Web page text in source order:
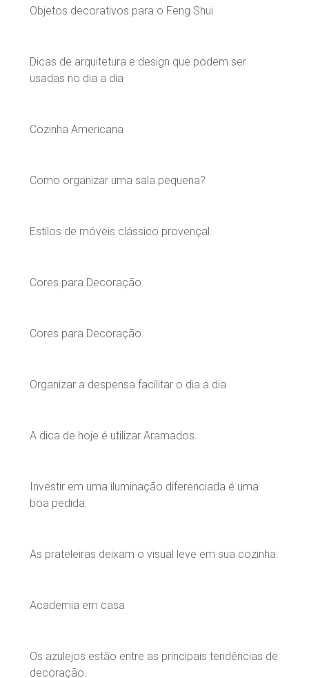
Objetos decorativos para o Feng Shui
Dicas de arquitetura e design que podem ser
usadas no dia a dia
Cozinha Americana
Como organizar uma sala pequena?
Estilos de móveis clássico provençal.
Cores para Decoração.
Cores para Decoração.
Organizar a despensa facilitar o dia a dia
A dica de hoje é utilizar Aramados.
Investir em uma iluminação diferenciada é uma
boa pedida.
As prateleiras deixam o visual leve em sua cozinha.
Academia em casa
Os azulejos estão entre as principais tendências de
decoração.